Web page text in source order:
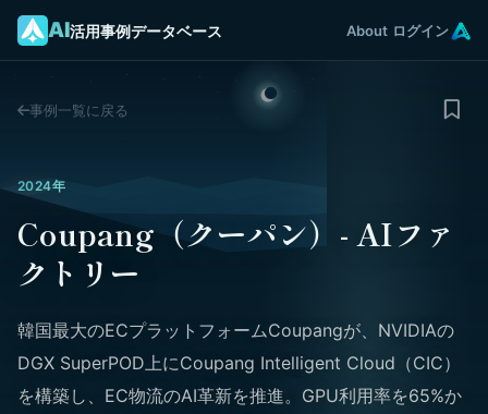
AI活用事例データベース About ログイン
事例一覧に戻る
2024年
Coupang（クーパン）- AIファ
クトリー
韓国最大のECプラットフォームCoupangが、NVIDIAの
DGX SuperPOD上にCoupang Intelligent Cloud（CIC）
を構築し、EC物流のAI革新を推進。GPU利用率を65%か